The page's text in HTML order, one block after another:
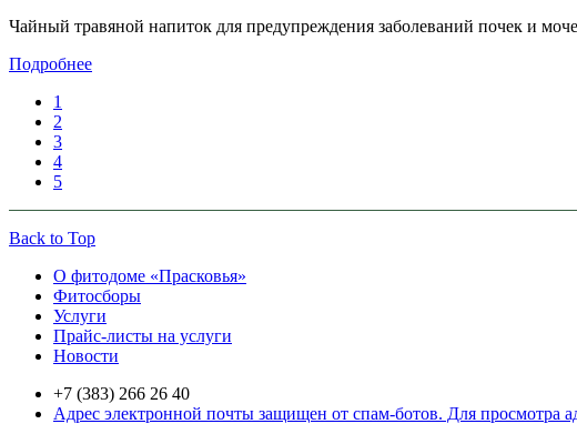
Чайный травяной напиток для предупреждения заболеваний почек и
Подробнее
1
2
3
4
5
Back to Top
О фитодоме «Прасковья»
Фитосборы
Услуги
Прайс-листы на услуги
Новости
+7 (383) 266 26 40
Адрес электронной почты защищен от спам-ботов. Для просмотра